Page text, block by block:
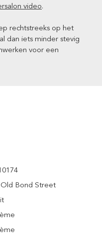
video.
rechtstreeks op het
dan iets minder stevig
voor een
Bond Street